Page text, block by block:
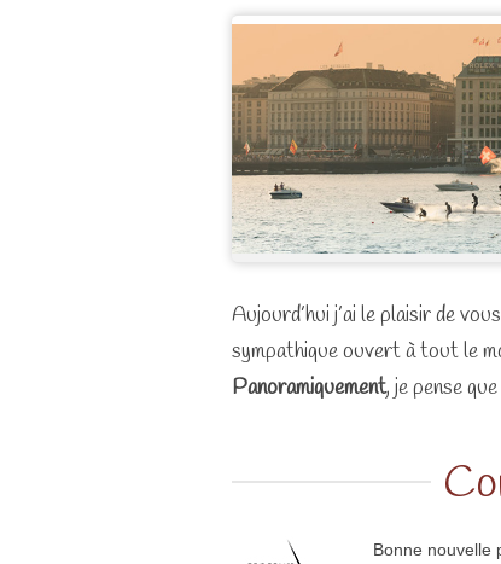
Aujourd’hui j’ai le plaisir de
sympathique ouvert à tout le
Panoramiquement, je pense
Bonne nouvelle